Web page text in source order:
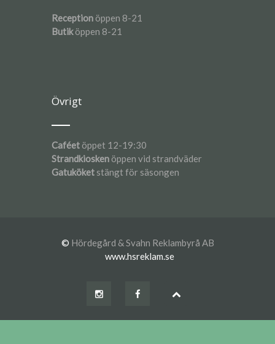
Reception öppen 8-21
Butiköppen 8-21
Övrigt
Caféet öppet 12-19:30
Strandkiosken öppen vid strandväder
Gatuköket stängt för säsongen
© Hördegård & Svahn Reklambyrå AB
www.hsreklam.se